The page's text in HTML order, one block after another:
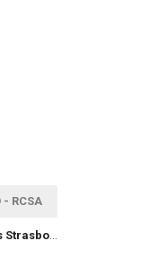
- RCSA